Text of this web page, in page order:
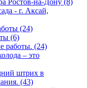
- г. Аксай,
(24)
(6)
работы. (24)
– это
штрих в
(43)